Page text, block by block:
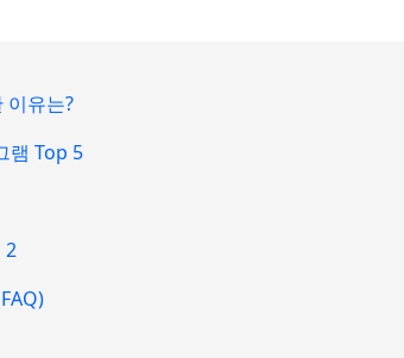
이유는?
램 Top 5
2